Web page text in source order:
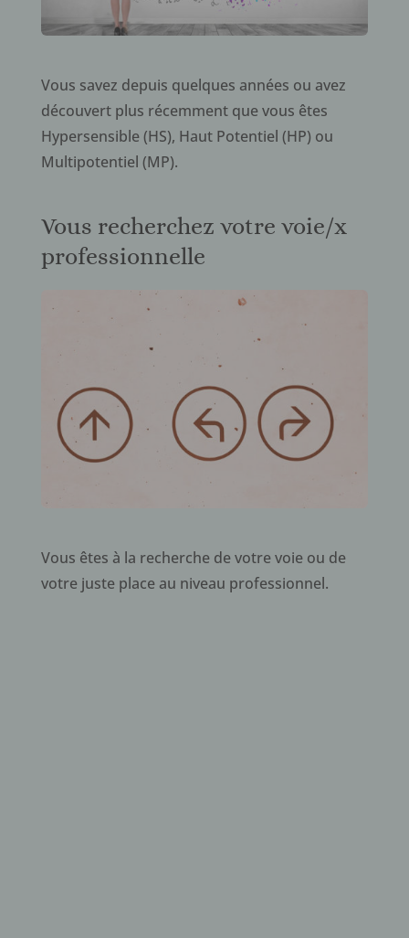
Vous savez depuis quelques années ou avez
découvert plus récemment que vous êtes
Hypersensible (HS), Haut Potentiel (HP) ou
Multipotentiel (MP).
Vous recherchez votre voie/x
professionnelle
Vous êtes à la recherche de votre voie ou de
votre juste place au niveau professionnel.